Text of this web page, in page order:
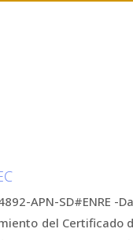
APN-
del Certificado